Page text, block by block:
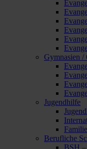
Gymnasien /
Jugendhilfe
Berufliche
BSH